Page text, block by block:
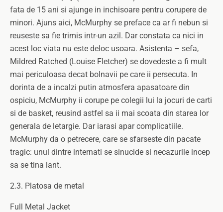
fata de 15 ani si ajunge in inchisoare pentru corupere de
minori. Ajuns aici, McMurphy se preface ca ar fi nebun si
reuseste sa fie trimis intr-un azil. Dar constata ca nici in
acest loc viata nu este deloc usoara. Asistenta – sefa,
Mildred Ratched (Louise Fletcher) se dovedeste a fi mult
mai periculoasa decat bolnavii pe care ii persecuta. In
dorinta de a incalzi putin atmosfera apasatoare din
ospiciu, McMurphy ii corupe pe colegii lui la jocuri de carti
si de basket, reusind astfel sa ii mai scoata din starea lor
generala de letargie. Dar iarasi apar complicatiile.
McMurphy da o petrecere, care se sfarseste din pacate
tragic: unul dintre internati se sinucide si necazurile incep
sa se tina lant.
2.3. Platosa de metal
Full Metal Jacket